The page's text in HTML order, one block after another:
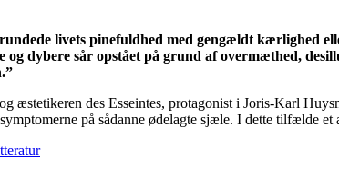
livets pinefuldhed med gengældt kærlighed
dybere sår opstået på grund af overmæthed,
æstetikeren des Esseintes, protagonist i Joris-Karl
på sådanne ødelagte sjæle. I dette tilfælde